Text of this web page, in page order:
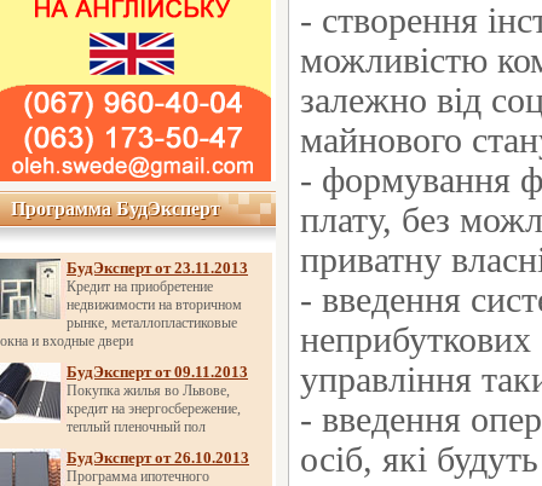
Программа БудЭксперт
Программа БудЭксперт
БудЭксперт от 23.11.2013
Кредит на приобретение
недвижимости на вторичном
рынке, металлопластиковые
окна и входные двери
БудЭксперт от 09.11.2013
Покупка жилья во Львове,
кредит на энергосбережение,
теплый пленочный пол
БудЭксперт от 26.10.2013
Программа ипотечного
- створення
можливістю
залежно від
майнового
- формування
плату, без
приватну
- введення
неприбуткових
управління
- введення
осіб, які